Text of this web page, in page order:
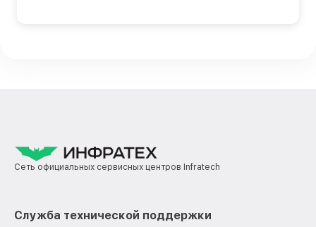
Сеть официальных сервисных центров Infratech
Служба технической поддержки